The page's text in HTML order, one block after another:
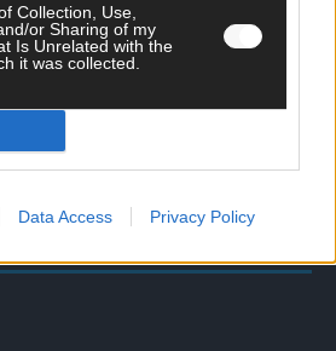
Collection, Use,
or Sharing of my
Is Unrelated with the
it was collected.
Data Access Privacy Policy